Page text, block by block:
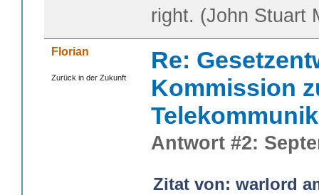
right. (John Stuart
Florian
Zurück in der Zukunft
Re:
Kommission
Antwort #2:
Zitat von: warlord